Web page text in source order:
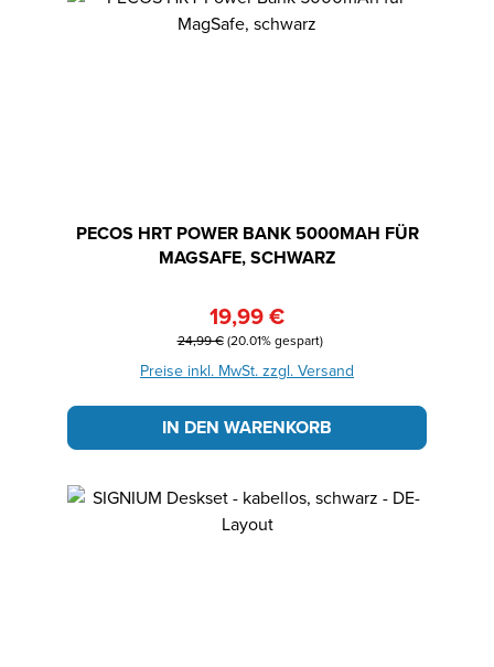
PECOS HRT POWER BANK 5000MAH FÜR
MAGSAFE, SCHWARZ
Verkaufspreis:
19,99 €
Regulärer Preis:
24,99 €(20.01% gespart)
Preise inkl. MwSt. zzgl. Versand
IN DEN WARENKORB